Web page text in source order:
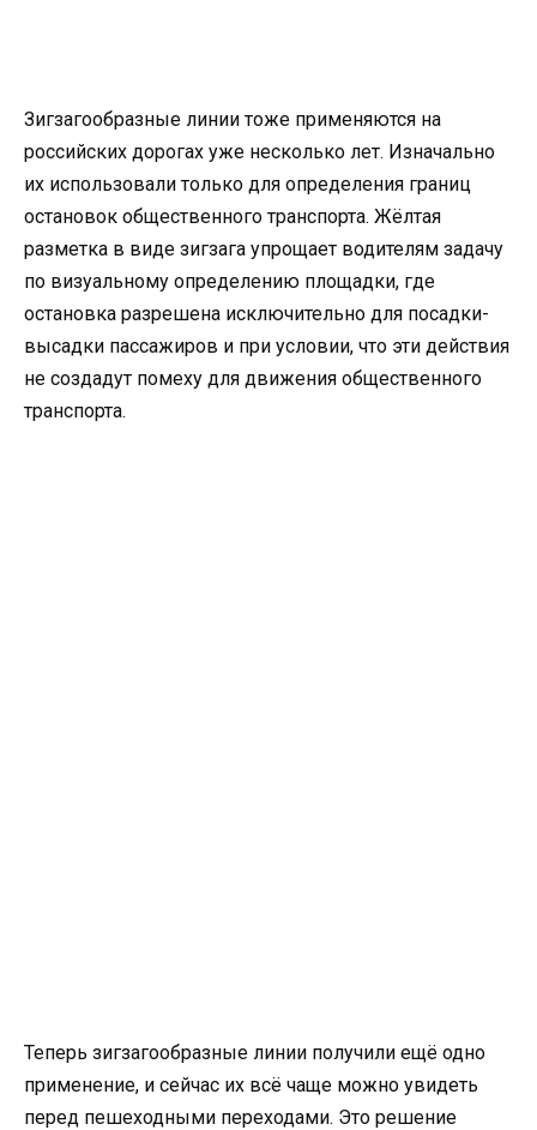
Зигзагообразные линии тоже применяются на
российских дорогах уже несколько лет. Изначально
их использовали только для определения границ
остановок общественного транспорта. Жёлтая
разметка в виде зигзага упрощает водителям задачу
по визуальному определению площадки, где
остановка разрешена исключительно для посадки-
высадки пассажиров и при условии, что эти действия
не создадут помеху для движения общественного
транспорта.
Теперь зигзагообразные линии получили ещё одно
применение, и сейчас их всё чаще можно увидеть
перед пешеходными переходами. Это решение